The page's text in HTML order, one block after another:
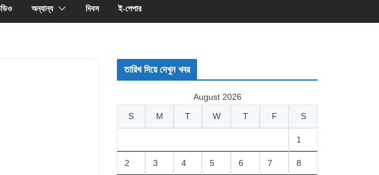
অন্যান্য দিবস ই-পেপার
তারিখ দিয়ে দেখুন খবর
August 2026
S
M T W T F S
1
2 3 4 5 6 7 8